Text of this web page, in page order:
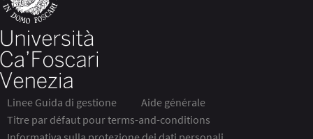
Linee Guida di gestione
Aide générale
Titre par défaut pour terms-and-conditions